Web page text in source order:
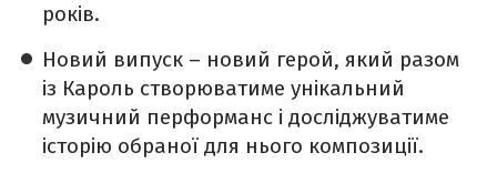
років.
Новий випуск – новий герой, який разом
із Кароль створюватиме унікальний
музичний перформанс і досліджуватиме
історію обраної для нього композиції.